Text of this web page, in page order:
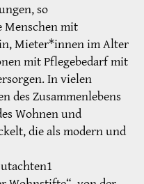
so
Menschen mit
Mieter*innen im Alter
mit Pflegebedarf mit
In vielen
des Zusammenlebens
Wohnen und
die als modern und